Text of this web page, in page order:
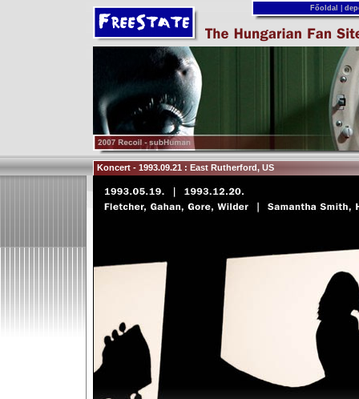
Főoldal
Koncert - 1993.09.21 : East Rutherford, US